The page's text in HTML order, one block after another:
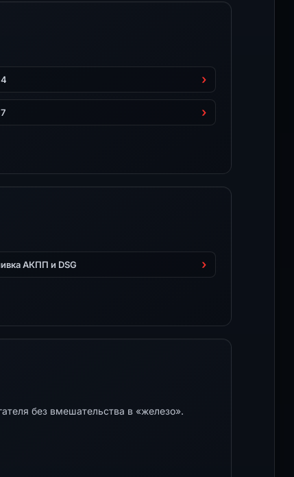
АКПП и DSG
без вмешательства в «железо».